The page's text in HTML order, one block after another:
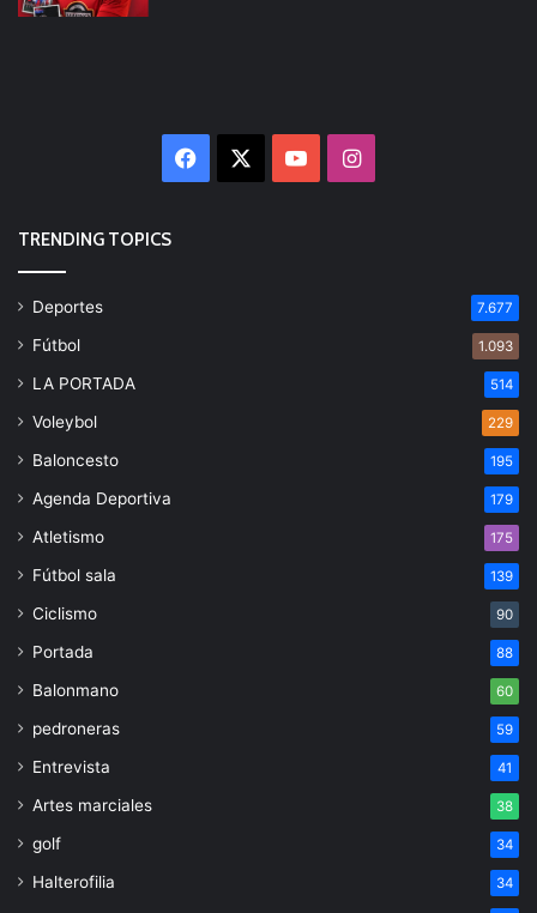
Facebook YouTubeInstagram
TRENDING TOPICS
Deportes 7.677
Fútbol 1.093
LA PORTADA 514
Voleybol 229
Baloncesto 195
Agenda Deportiva 179
Atletismo 175
Fútbol sala 139
Ciclismo 90
Portada 88
Balonmano 60
pedroneras 59
Entrevista 41
Artes marciales 38
golf 34
Halterofilia 34